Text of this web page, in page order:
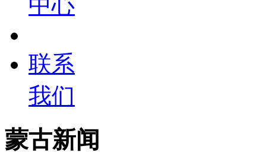
联系
我们
蒙古新闻